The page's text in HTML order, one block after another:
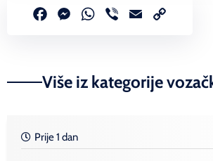
FacebookMessenger
WhatsApp
Viber Email
Više iz kategorije
Prije 1 dan